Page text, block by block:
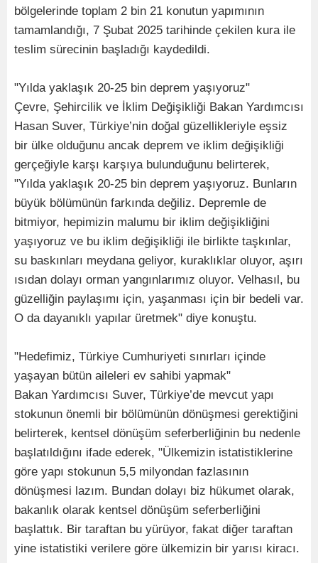
bölgelerinde toplam 2 bin 21 konutun yapımının
tamamlandığı, 7 Şubat 2025 tarihinde çekilen kura ile
teslim sürecinin başladığı kaydedildi.
"Yılda yaklaşık 20-25 bin deprem yaşıyoruz"
Çevre, Şehircilik ve İklim Değişikliği Bakan Yardımcısı
Hasan Suver, Türkiye’nin doğal güzellikleriyle eşsiz
bir ülke olduğunu ancak deprem ve iklim değişikliği
gerçeğiyle karşı karşıya bulunduğunu belirterek,
"Yılda yaklaşık 20-25 bin deprem yaşıyoruz. Bunların
büyük bölümünün farkında değiliz. Depremle de
bitmiyor, hepimizin malumu bir iklim değişikliğini
yaşıyoruz ve bu iklim değişikliği ile birlikte taşkınlar,
su baskınları meydana geliyor, kuraklıklar oluyor, aşırı
ısıdan dolayı orman yangınlarımız oluyor. Velhasıl, bu
güzelliğin paylaşımı için, yaşanması için bir bedeli var.
O da dayanıklı yapılar üretmek" diye konuştu.
"Hedefimiz, Türkiye Cumhuriyeti sınırları içinde
yaşayan bütün aileleri ev sahibi yapmak"
Bakan Yardımcısı Suver, Türkiye’de mevcut yapı
stokunun önemli bir bölümünün dönüşmesi gerektiğini
belirterek, kentsel dönüşüm seferberliğinin bu nedenle
başlatıldığını ifade ederek, "Ülkemizin istatistiklerine
göre yapı stokunun 5,5 milyondan fazlasının
dönüşmesi lazım. Bundan dolayı biz hükumet olarak,
bakanlık olarak kentsel dönüşüm seferberliğini
başlattık. Bir taraftan bu yürüyor, fakat diğer taraftan
yine istatistiki verilere göre ülkemizin bir yarısı kiracı.